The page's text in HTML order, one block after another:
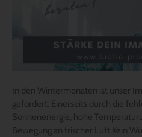
In den Wintermonaten ist unser
gefordert. Einerseits durch die
Sonnenenergie, hohe
Bewegung an frischer Luft.Kein